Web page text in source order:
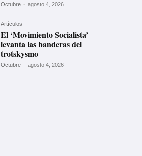
Octubre - agosto 4, 2026
Artículos
El ‘Movimiento Socialista’
levanta las banderas del
trotskysmo
Octubre - agosto 4, 2026